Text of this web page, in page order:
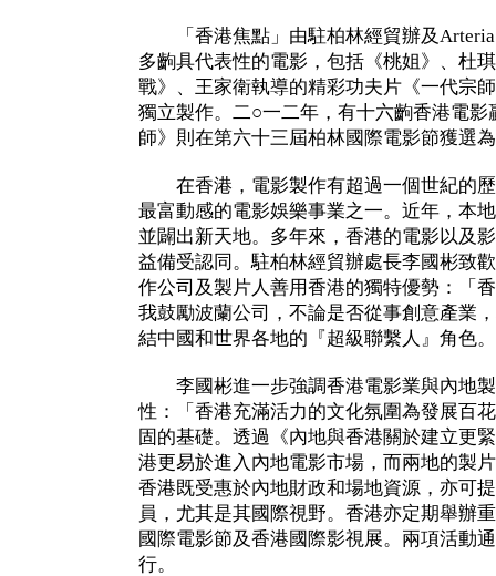
「香港焦點」由駐柏林經貿辦及Arteria
多齣具代表性的電影，包括《桃姐》、杜
戰》、王家衛執導的精彩功夫片《一代宗
獨立製作。二○一二年，有十六齣香港電
師》則在第六十三屆柏林國際電影節獲選
在香港，電影製作有超過一個世紀的歷
最富動感的電影娛樂事業之一。近年，本
並闢出新天地。多年來，香港的電影以及
益備受認同。駐柏林經貿辦處長李國彬致
作公司及製片人善用香港的獨特優勢：「
我鼓勵波蘭公司，不論是否從事創意產業
結中國和世界各地的『超級聯繫人』角色
李國彬進一步強調香港電影業與內地製
性：「香港充滿活力的文化氛圍為發展百
固的基礎。透過《內地與香港關於建立更
港更易於進入內地電影市場，而兩地的製
香港既受惠於內地財政和場地資源，亦可
員，尤其是其國際視野。香港亦定期舉辦
國際電影節及香港國際影視展。兩項活動
行。